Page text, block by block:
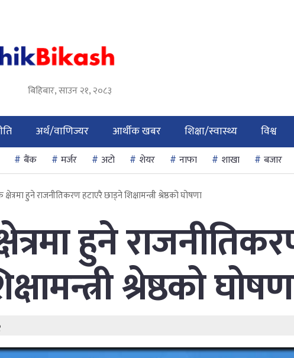
बिहिबार, साउन २१, २०८३
अर्थ/वाणिज्यर आर्थीक खबर शिक्षा/स्वास्थ्य विश्व
बैंक मर्जर अटो शेयर नाफा शाखा बजार
क्षेत्रमा हुने राजनीतिकरण हटाएरै छाड्ने शिक्षामन्त्री श्रेष्ठको घोषणा
हुने
श्रेष्ठको